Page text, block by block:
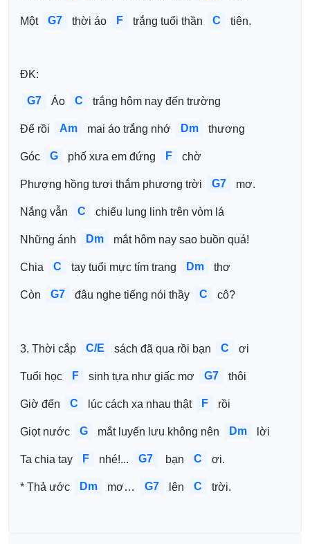
Một G7 thời áo F trắng tuổi thần C tiên.
ĐK:
G7 Áo C trắng hôm nay đến trường
Để rồi Am mai áo trắng nhớ Dm thương
Góc G phố xưa em đứng F chờ
Phượng hồng tươi thắm phương trời G7 mơ.
Nắng vẫn C chiếu lung linh trên vòm lá
Những ánh Dm mắt hôm nay sao buồn quá!
Chia C tay tuổi mực tím trang Dm thơ
Còn G7 đâu nghe tiếng nói thầy C cô?
3. Thời cắp C/E sách đã qua rồi bạn C ơi
Tuổi học F sinh tựa như giấc mơ G7 thôi
Giờ đến C lúc cách xa nhau thật F rồi
Giọt nước G mắt luyến lưu không nên Dm lời
Ta chia tay F nhé!... G7
  bạn
C ơi.
* Thả ước Dm mơ… G7 lên C trời.